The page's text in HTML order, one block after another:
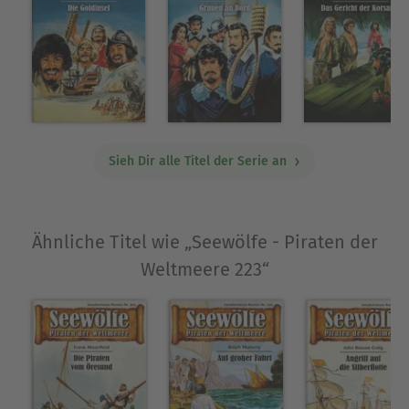
Sieh Dir alle Titel der Serie an
Ähnliche Titel wie „Seewölfe - Piraten der
Weltmeere 223“